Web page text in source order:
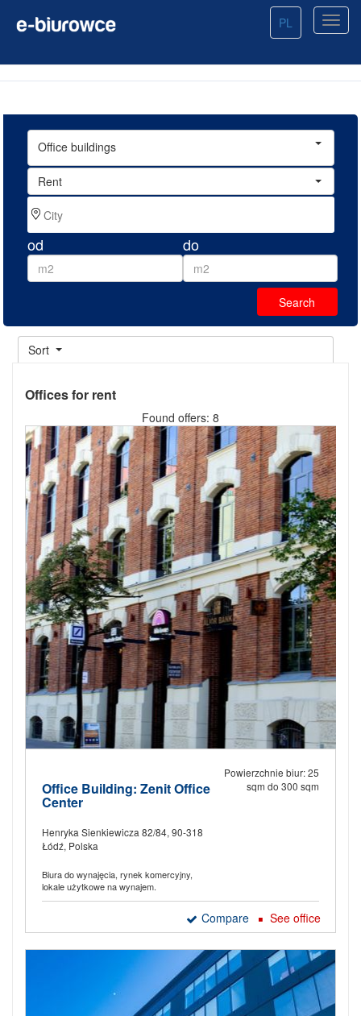
PL
Office buildings
Rent
od do
Sort
Offices for rent
Found offers: 8
Office Building: Zenit Office
Center
Henryka Sienkiewicza 82/84, 90-318
Łódź, Polska
Biura do wynajęcia, rynek komercyjny,
lokale użytkowe na wynajem.
Powierzchnie biur: 25
sqm do 300 sqm
Compare See office